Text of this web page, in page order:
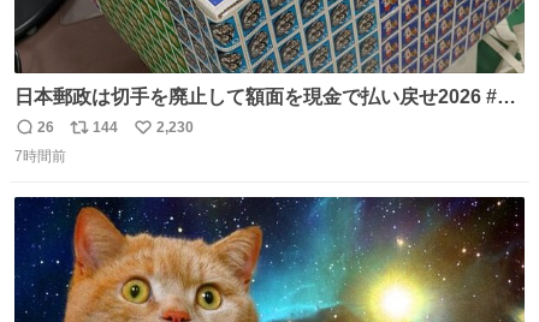
日本郵政は切手を廃止して額面を現金で払い戻せ2026 #日
本郵政 @JapanPostHD_PR
返
信
26
リ
ト
数
144
い
数
2,230
7時間前